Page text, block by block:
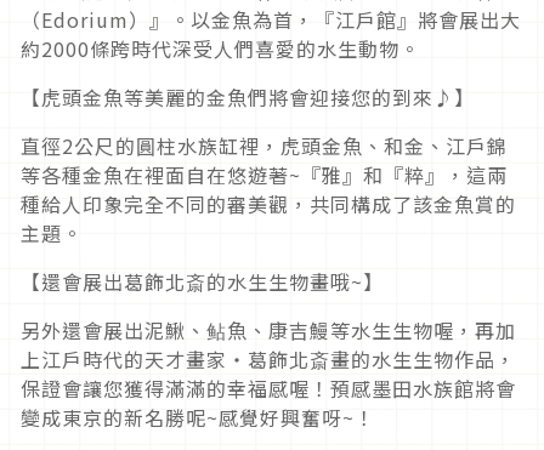
（Edorium）』。以金魚為首，『江戶館』將會展出大
約2000條跨時代深受人們喜愛的水生動物。
【虎頭金魚等美麗的金魚們將會迎接您的到來♪】
直徑2公尺的圓柱水族缸裡，虎頭金魚、和金、江戶錦
等各種金魚在裡面自在悠遊著~『雅』和『粹』，這兩
種給人印象完全不同的審美觀，共同構成了該金魚賞的
主題。
【還會展出葛飾北斎的水生生物畫哦~】
另外還會展出泥鰍、鲇魚、康吉鰻等水生生物喔，再加
上江戶時代的天才畫家・葛飾北斎畫的水生生物作品，
保證會讓您獲得滿滿的幸福感喔！預感墨田水族館將會
變成東京的新名勝呢~感覺好興奮呀~！